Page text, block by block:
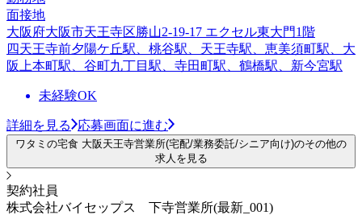
面接地
大阪府大阪市天王寺区勝山2-19-17 エクセル東大門1階
四天王寺前夕陽ケ丘駅、桃谷駅、天王寺駅、恵美須町駅、大
阪上本町駅、谷町九丁目駅、寺田町駅、鶴橋駅、新今宮駅
未経験OK
詳細を見る 応募画面に進む
ワタミの宅食 大阪天王寺営業所(宅配/業務委託/シニア向け)のその他の
求人を見る
契約社員
株式会社バイセップス 下寺営業所(最新_001)